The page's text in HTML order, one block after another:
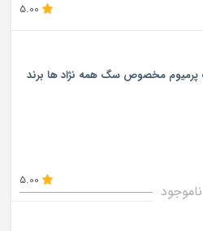
5.00
مخصوص سگ همه نژاد ها برند
ناموجود
5.00